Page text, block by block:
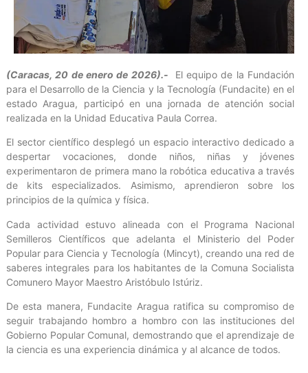
(Caracas, 20 de enero de 2026).-
El equipo de la Fundación
para el Desarrollo de la Ciencia y la Tecnología (Fundacite) en el
estado Aragua, participó en una jornada de atención social
realizada en la Unidad Educativa Paula Correa.
El sector científico desplegó un espacio interactivo dedicado a
despertar vocaciones, donde niños, niñas y jóvenes
experimentaron de primera mano la robótica educativa a través
de kits especializados. Asimismo, aprendieron sobre los
principios de la química y física.
Cada actividad estuvo alineada con el Programa Nacional
Semilleros Científicos que adelanta el Ministerio del Poder
Popular para Ciencia y Tecnología (Mincyt), creando una red de
saberes integrales para los habitantes de la Comuna Socialista
Comunero Mayor Maestro Aristóbulo Istúriz.
De esta manera, Fundacite Aragua ratifica su compromiso de
seguir trabajando hombro a hombro con las instituciones del
Gobierno Popular Comunal, demostrando que el aprendizaje de
la ciencia es una experiencia dinámica y al alcance de todos.